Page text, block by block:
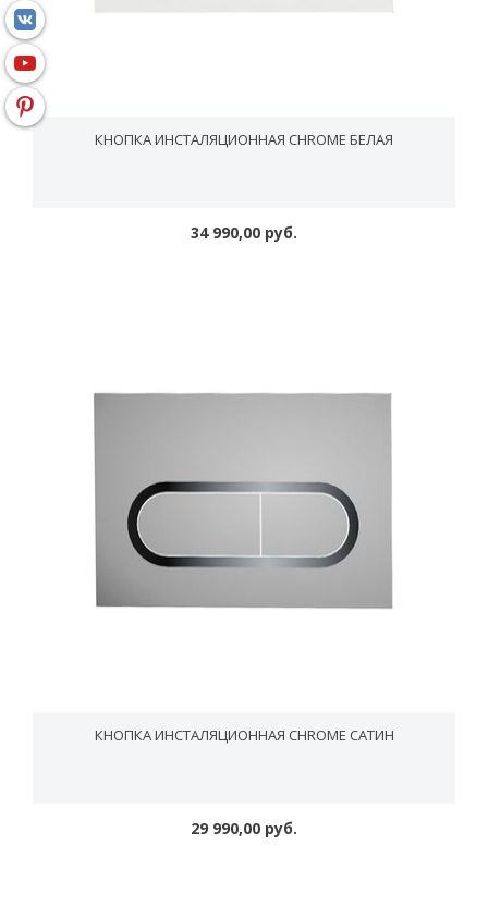
КНОПКА ИНСТАЛЯЦИОННАЯ CHROME БЕЛАЯ
34 990,00 руб.
КНОПКА ИНСТАЛЯЦИОННАЯ CHROME САТИН
29 990,00 руб.